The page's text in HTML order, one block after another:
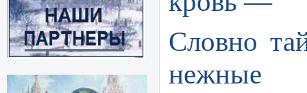
Словно
нежные